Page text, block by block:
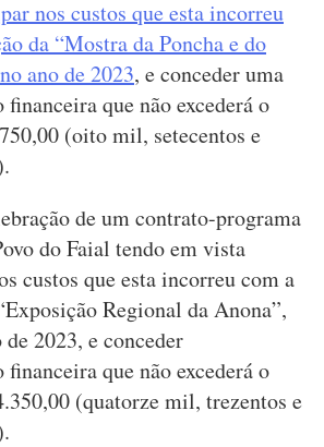
nos custos que esta incorreu
da “Mostra da Poncha e do
ano de 2023, e conceder uma
que não excederá o
(oito mil, setecentos e
de um contrato-programa
do Faial tendo em vista
custos que esta incorreu com a
Regional da Anona”,
2023, e conceder
que não excederá o
(quatorze mil, trezentos e